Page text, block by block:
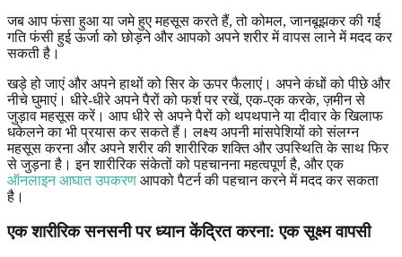
जब आप फंसा हुआ या जमे हुए महसूस करते हैं, तो कोमल, जानबूझकर की गई
गति फंसी हुई ऊर्जा को छोड़ने और आपको अपने शरीर में वापस लाने में मदद कर
सकती है।
खड़े हो जाएं और अपने हाथों को सिर के ऊपर फैलाएं। अपने कंधों को पीछे और
नीचे घुमाएं। धीरे-धीरे अपने पैरों को फर्श पर रखें, एक-एक करके, ज़मीन से
जुड़ाव महसूस करें। आप धीरे से अपने पैरों को थपथपाने या दीवार के खिलाफ
धकेलने का भी प्रयास कर सकते हैं। लक्ष्य अपनी मांसपेशियों को संलग्न
महसूस करना और अपने शरीर की शारीरिक शक्ति और उपस्थिति के साथ फिर
से जुड़ना है। इन शारीरिक संकेतों को पहचानना महत्वपूर्ण है, और एक
ऑनलाइन आघात उपकरण आपको पैटर्न की पहचान करने में मदद कर सकता
है।
एक शारीरिक सनसनी पर ध्यान केंद्रित करना: एकसूक्ष्म वापसी